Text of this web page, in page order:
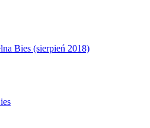
Bies (sierpień 2018)